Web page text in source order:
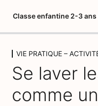
Classe enfantine 2-3
LIVRET DU
5 leçons
MONTESSORI
VIE PRATIQUE –
Se laver
comme